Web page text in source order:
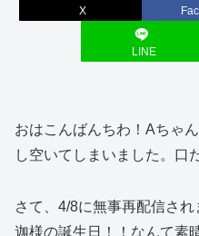
X
LINE
おはこんばんちわ！Aちゃ
し空いてしまいました。口
さて、4/8に無事再配信さ
迦様の誕生日！！なんて素